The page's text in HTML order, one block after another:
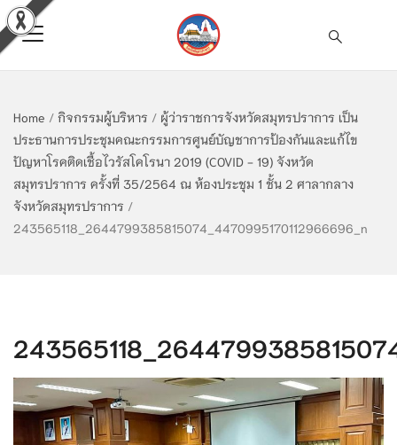
Home / กิจกรรมผู้บริหาร / ผู้ว่าราชการจังหวัดสมุทรปราการ เป็น
ประธานการประชุมคณะกรรมการศูนย์บัญชาการป้องกันและแก้ไข
ปัญหาโรคติดเชื้อไวรัสโคโรนา 2019 (COVID - 19) จังหวัด
สมุทรปราการ ครั้งที่ 35/2564 ณ ห้องประชุม 1 ชั้น 2 ศาลากลาง
จังหวัดสมุทรปราการ /
243565118_2644799385815074_4470995170112966696_n